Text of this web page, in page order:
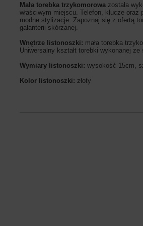
Mała torebka trzykomorowa została
właściwym miejscu. Telefon, klucze
modne stylizacje. Zapoznaj się z ofertą
galanterii skórzanej.
Wnętrze listonoszki: mała torebka
Uniwersalny kształt torebki wykonanej
Wymiary listonoszki: wysokość 15cm,
Kolor listonoszki: złoty